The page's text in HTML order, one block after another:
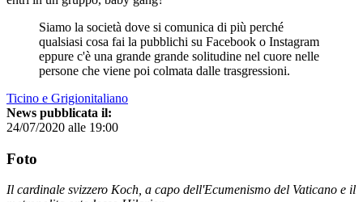
Siamo la società dove si comunica di più perché
qualsiasi cosa fai la pubblichi su Facebook o Instagram
eppure c'è una grande grande solitudine nel cuore nelle
persone che viene poi colmata dalle trasgressioni.
Ticino e Grigionitaliano
News pubblicata il:
24/07/2020 alle 19:00
Foto
Il cardinale svizzero Koch, a capo dell'Ecumenismo del Vaticano e il